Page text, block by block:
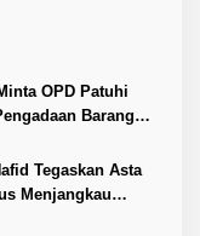
OPD Patuhi
Barang
Tegaskan Asta
Menjangkau